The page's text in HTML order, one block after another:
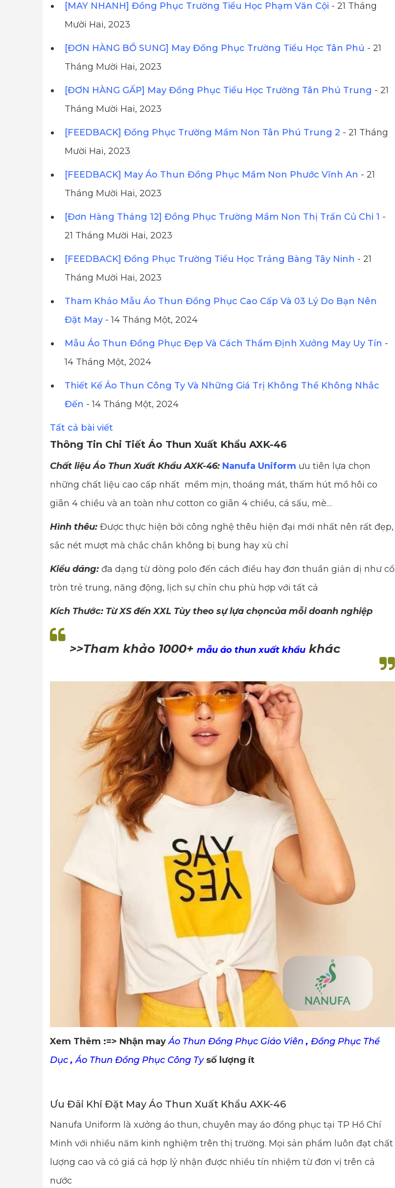
[MAY NHANH] Đồng Phục Trường Tiểu Học Phạm Văn Cội - 21 Tháng
Mười Hai, 2023
[ĐƠN HÀNG BỔ SUNG] May Đồng Phục Trường Tiểu Học Tân Phú - 21
Tháng Mười Hai, 2023
[ĐƠN HÀNG GẤP] May Đồng Phục Tiểu Học Trường Tân Phú Trung - 21
Tháng Mười Hai, 2023
[FEEDBACK] Đồng Phục Trường Mầm Non Tân Phú Trung 2 - 21 Tháng
Mười Hai, 2023
[FEEDBACK] May Áo Thun Đồng Phục Mầm Non Phước Vĩnh An - 21
Tháng Mười Hai, 2023
[Đơn Hàng Tháng 12] Đồng Phục Trường Mầm Non Thị Trấn Củ Chi 1 -
21 Tháng Mười Hai, 2023
[FEEDBACK] Đồng Phục Trường Tiểu Học Trảng Bàng Tây Ninh - 21
Tháng Mười Hai, 2023
Tham Khảo Mẫu Áo Thun Đồng Phục Cao Cấp Và 03 Lý Do Bạn Nên
Đặt May - 14 Tháng Một, 2024
Mẫu Áo Thun Đồng Phục Đẹp Và Cách Thẩm Định Xưởng May Uy Tín -
14 Tháng Một, 2024
Thiết Kế Áo Thun Công Ty Và Những Giá Trị Không Thể Không Nhắc
Đến - 14 Tháng Một, 2024
Tất cả bài viết
Thông Tin Chi Tiết Áo Thun Xuất Khẩu AXK-46
Chất liệu Áo Thun Xuất Khẩu AXK-46: Nanufa Uniform ưu tiên lựa chọn
những chất liệu cao cấp nhất mềm mịn, thoáng mát, thấm hút mồ hôi co
giãn 4 chiều và an toàn như cotton co giãn 4 chiều, cá sấu, mè…
Hình thêu: Được thực hiện bởi công nghệ thêu hiện đại mới nhất nên rất đẹp,
sắc nét mượt mà chắc chắn không bị bung hay xù chỉ
Kiểu dáng: đa dạng từ dòng polo đến cách điều hay đơn thuần giản dị như cổ
tròn trẻ trung, năng động, lịch sự chỉn chu phù hợp với tất cả
Kích Thước: Từ XS đến XXL Tùy theo sự lựa chọncủa mỗi doanh nghiệp
>>Tham khảo 1000+ mẫu áo thun xuất khẩu khác
Xem Thêm :=> Nhận mayÁo Thun Đồng Phục Giáo Viên , Đồng Phục Thể
Dục ,Áo Thun Đồng Phục Công Ty số lượng ít
Ưu Đãi Khi Đặt May Áo Thun Xuất Khẩu AXK-46
Nanufa Uniform là xưởng áo thun, chuyên may áo đồng phục tại TP Hồ Chí
Minh với nhiều năm kinh nghiệm trên thị trường. Mọi sản phẩm luôn đạt chất
lượng cao và có giá cả hợp lý nhận được nhiều tín nhiệm từ đơn vị trên cả
nước